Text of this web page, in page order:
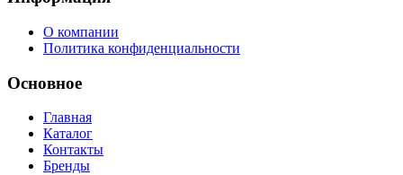
О компании
Политика конфиденциальности
Основное
Главная
Каталог
Контакты
Бренды